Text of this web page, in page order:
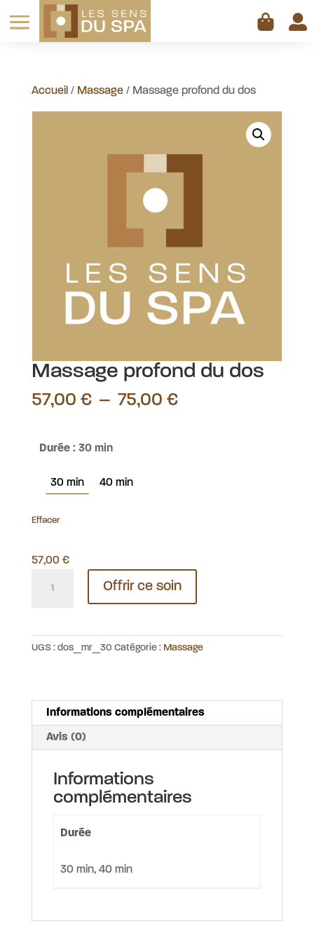

Accueil / Massage/ Massage profond du dos
Massage profond du dos
57,00 € – 75,00 €Plage
Durée : 30 min
30 min 40 min
Effacer
57,00 €
du
Offrir ce soin
UGS : dos_mr_30 Catégorie : Massage
Informations complémentaires
Avis (0)
Informations
complémentaires
Durée
30 min, 40 min